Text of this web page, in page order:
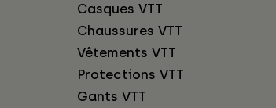
Casques VTT
Chaussures VTT
Vêtements VTT
Protections VTT
Gants VTT